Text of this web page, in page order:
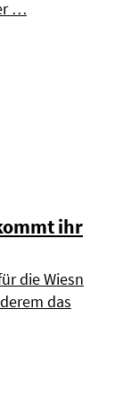
…
ihr
die Wiesn
das